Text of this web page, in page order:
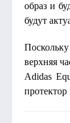
образ и
будут
верхняя
Adidas